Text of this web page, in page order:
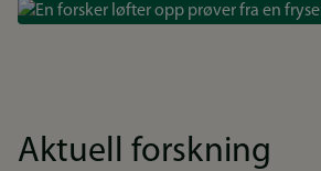
Bilde
Aktuell forskning